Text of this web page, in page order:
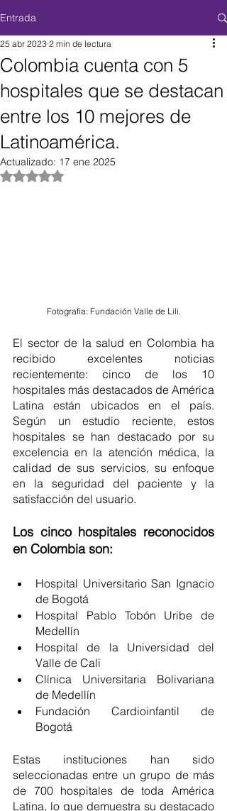
Entrada
Colombia cuenta con 5
hospitales que se destacan
entre los 10 mejores de
Latinoamérica.
25 abr 2023 2 min de lectura
Actualizado: 17 ene 2025
Obtuvo NaN de 5 estrellas.
Fotografía: Fundación Valle de Lili.
El sector de la salud en Colombia ha
recibido excelentes noticias
recientemente: cinco de los 10
hospitales más destacados de América
Latina están ubicados en el país.
Según un estudio reciente, estos
hospitales se han destacado por su
excelencia en la atención médica, la
calidad de sus servicios, su enfoque
en la seguridad del paciente y la
satisfacción del usuario.
Los cinco hospitales reconocidos
en Colombia son:
Hospital Universitario San Ignacio
de Bogotá
Hospital Pablo Tobón Uribe de
Medellín
Hospital de la Universidad del
Valle de Cali
Clínica Universitaria Bolivariana
de Medellín
Fundación Cardioinfantil de
Bogotá
Estas instituciones han sido
seleccionadas entre un grupo de más
de 700 hospitales de toda América
Latina, lo que demuestra su destacado